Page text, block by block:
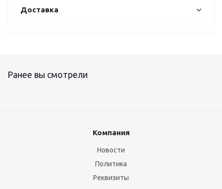
Доставка
Ранее вы смотрели
Компания
Новости
Политика
Реквизиты